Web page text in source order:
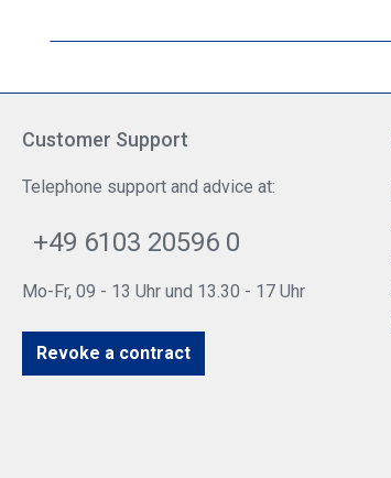
Customer Support
Telephone support and advice at:
+49 6103 20596 0
Mo-Fr, 09 - 13 Uhr und 13.30 - 17 Uhr
Revoke a contract